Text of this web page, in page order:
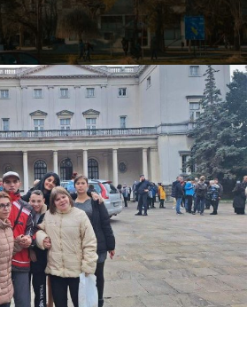
ДВОРУ
КовинOn 11. januar 2024.